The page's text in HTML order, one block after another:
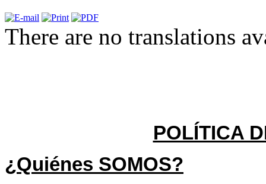
There are no translations
POLÍTICA
¿Quiénes SOMOS?